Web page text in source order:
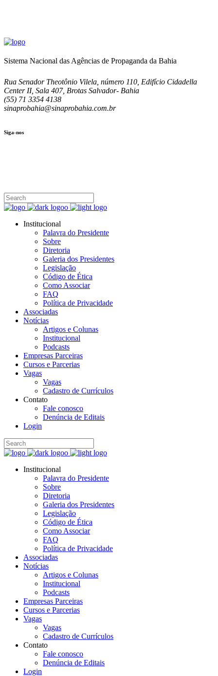
Sistema Nacional das Agências de Propaganda da Bahia
Rua Senador Theotônio Vilela, número 110, Edifício Cidadella
Center II, Sala 407, Brotas Salvador- Bahia
(55) 71 3354 4138
sinaprobahia@sinaprobahia.com.br
Siga-nos
Institucional
Palavra do Presidente
Sobre
Diretoria
Galeria dos Presidentes
Legislação
Código de Ética
Como Associar
FAQ
Política de Privacidade
Associadas
Notícias
Artigos e Colunas
Institucional
Podcasts
Empresas Parceiras
Cursos e Parcerias
Vagas
Vagas
Cadastro de Currículos
Contato
Fale conosco
Denúncia de Editais
Login
Institucional
Palavra do Presidente
Sobre
Diretoria
Galeria dos Presidentes
Legislação
Código de Ética
Como Associar
FAQ
Política de Privacidade
Associadas
Notícias
Artigos e Colunas
Institucional
Podcasts
Empresas Parceiras
Cursos e Parcerias
Vagas
Vagas
Cadastro de Currículos
Contato
Fale conosco
Denúncia de Editais
Login